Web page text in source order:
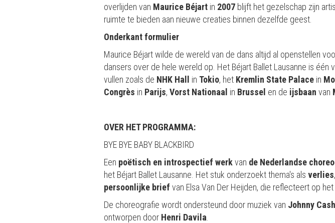
overlijden van Maurice Béjart in 2007 blijft het gezelschap zijn
ruimte te bieden aan nieuwe creaties binnen dezelfde geest.
Onderkant formulier
Maurice Béjart wilde de wereld van de dans altijd al openstellen
dansers over de hele wereld op. Het Béjart Ballet Lausanne is
vullen zoals de NHK Hall in Tokio, het Kremlin State Palace in
Congrès in Parijs, Vorst Nationaal in Brussel en de ijsbaan van
OVER HET PROGRAMMA:
BYE BYE BABY BLACKBIRD
Een poëtisch en introspectief werkvan de Nederlandse
het Béjart Ballet Lausanne. Het stuk onderzoekt thema's als verlies,
persoonlijke brief van Elsa Van Der Heijden, die reflecteert op
De choreografie wordt ondersteund door muziek van Johnny Cash
ontworpen door Henri Davila